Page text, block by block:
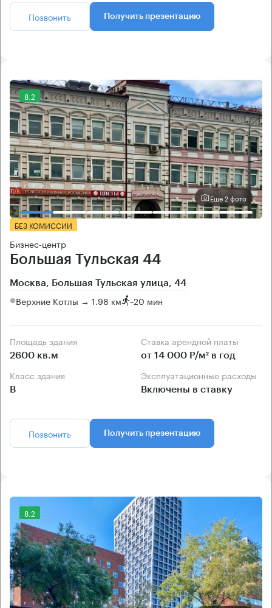
Позвонить Получить презентацию
8.2
Еще 2 фото
БЕЗ КОМИССИИ
Бизнес-центр
Большая Тульская 44
Москва, Большая Тульская улица, 44
Верхние Котлы → 1.98 км ~20 мин
Площадь здания
2600 кв.м
Ставка арендной платы
от 14 000 Р/м² в год
Класс здания
B
Эксплуатационные расходы
Включены в ставку
Позвонить Получить презентацию
8.2